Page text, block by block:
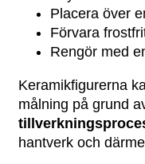
Placera över
Förvara
Rengör med
Keramikfigurerna
målning på grund
hantverk och